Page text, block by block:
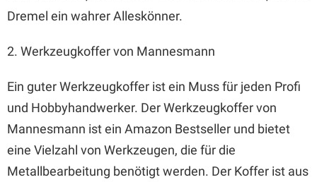
Dremel ein wahrer Alleskönner.
2. Werkzeugkoffer von Mannesmann
Ein guter Werkzeugkoffer ist ein Muss für jeden Profi
und Hobbyhandwerker. Der Werkzeugkoffer von
Mannesmann ist ein Amazon Bestseller und bietet
eine Vielzahl von Werkzeugen, die für die
Metallbearbeitung benötigt werden. Der Koffer ist aus